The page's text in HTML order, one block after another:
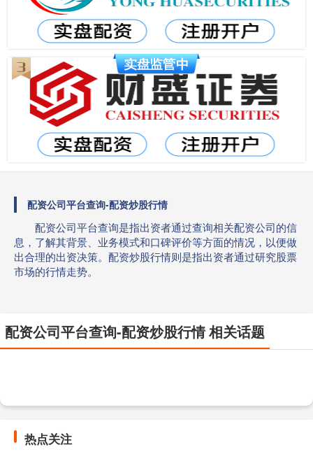
配资公司平台查询-配资炒股行情
配资公司平台查询是指出资者通过查询相关配资公司的信
息，了解其背景、业务模式和口碑评价等方面的情况，以便做
出合理的出资决策。配资炒股行情则是指出资者通过研究股票
市场的行情走势。
配资公司平台查询-配资炒股行情 相关话题
热点关注